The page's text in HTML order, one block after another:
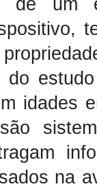
de um
do
idades
na